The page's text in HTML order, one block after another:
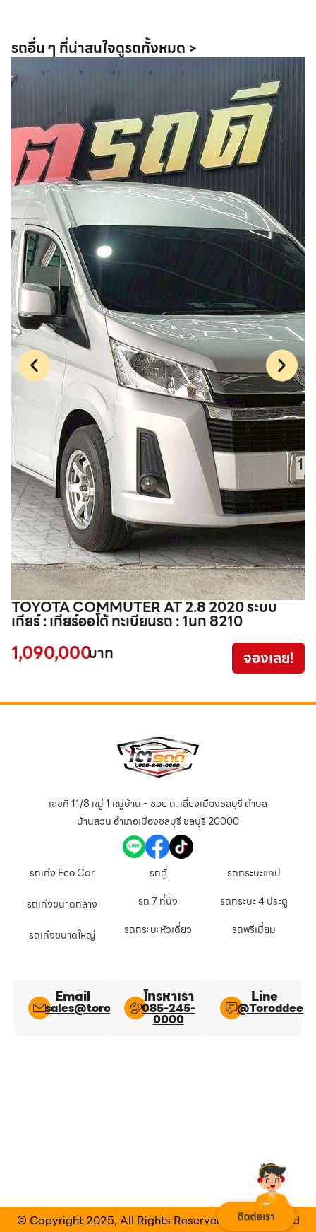
รถอื่น ๆ ที่น่าสนใจดูรถทั้งหมด >
TOYOTA COMMUTER AT 2.8 2020 ระบบ
เกียร์ : เกียร์ออโต้ ทะเบียนรถ : 1นก 8210
1,090,000บาท จองเลย!
เลขที่ 11/8 หมู่ 1 หมู่บ้าน - ซอย ถ. เลี่ยงเมืองชลบุรี ตำบล
บ้านสวน อำเภอเมืองชลบุรี ชลบุรี 20000
รถเก๋ง Eco Car
รถเก๋งขนาดกลาง
รถเก๋งขนาดใหญ่
รถตู้
รถ 7 ที่นั่ง
รถกระบะหัวเดี่ยว
รถกระบะแคป
รถกระบะ 4 ประตู
รถพรีเมี่ยม
Email
sales@toroddee.com
โทรหาเรา
085-245-
0000
Line​
@Toroddee​
© Copyright 2025, All Rights Reserved Designed and